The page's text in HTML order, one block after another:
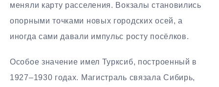
меняли карту расселения. Вокзалы становились
опорными точками новых городских осей, а
иногда сами давали импульс росту посёлков.
Особое значение имел Турксиб, построенный в
1927–1930 годах. Магистраль связала Сибирь,